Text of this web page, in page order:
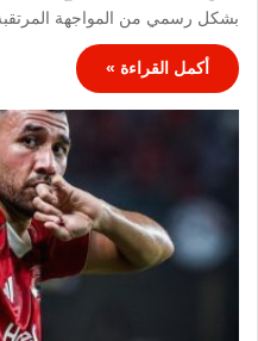
بشكل رسمي من المواجهة
أكمل القراءة »